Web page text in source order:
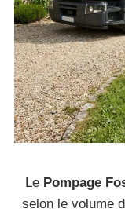
Le Pompage
selon le volume